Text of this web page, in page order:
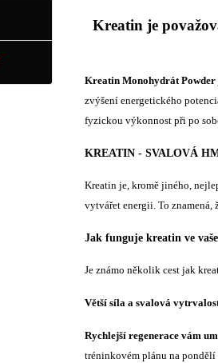
Kreatin je
Kreatin Monohydrát Powder
zvýšení energetického
fyzickou výkonnost při po
KREATIN - SVALOVÁ
Kreatin je, kromě jiného,
vytvářet energii. To
Jak funguje kreatin ve
Je známo několik cest jak
Větší síla a svalová
Rychlejší regenerace vám
tréninkovém plánu na pondělí